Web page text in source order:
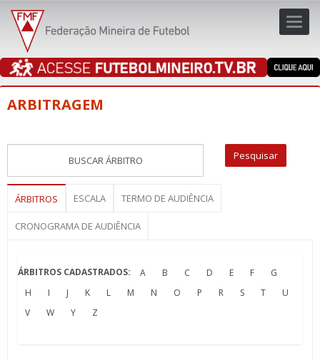
ARBITRAGEM
ÁRBITROS ESCALA TERMO DE AUDIÊNCIA
CRONOGRAMA DE AUDIÊNCIA
ÁRBITROS CADASTRADOS: A B C D E F
G
H
I J K L M N O P R S T
U
V
W Y Z